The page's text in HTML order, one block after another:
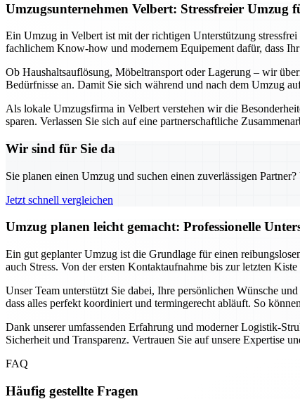
Umzugsunternehmen Velbert: Stressfreier
Ein Umzug in Velbert ist mit der richtigen Unterstützung
fachlichem Know-how und modernem Equipement dafür, dass
Ob Haushaltsauflösung, Möbeltransport oder Lagerung – wir
Bedürfnisse an. Damit Sie sich während und nach dem Umzug
Als lokale Umzugsfirma in Velbert verstehen wir die
sparen. Verlassen Sie sich auf eine partnerschaftliche
Wir sind für Sie da
Sie planen einen Umzug und suchen einen zuverlässigen
Jetzt schnell vergleichen
Umzug planen leicht gemacht: Professionelle
Ein gut geplanter Umzug ist die Grundlage für einen
auch Stress. Von der ersten Kontaktaufnahme bis zur letzten
Unser Team unterstützt Sie dabei, Ihre persönlichen Wünsche
dass alles perfekt koordiniert und termingerecht abläuft. So
Dank unserer umfassenden Erfahrung und moderner Logistik-
Sicherheit und Transparenz. Vertrauen Sie auf unsere Expertise
FAQ
Häufig gestellte Fragen